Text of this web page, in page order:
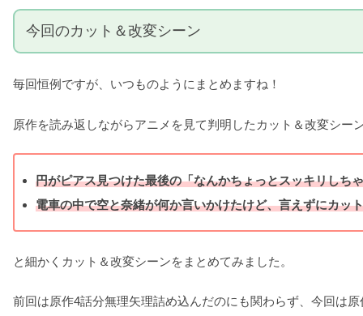
今回のカット＆改変シーン
毎回恒例ですが、いつものようにまとめますね！
原作を読み返しながらアニメを見て判明したカット＆改変シー
円がピアス見つけた最後の「なんかちょっとスッキリしち
電車の中で空と奈緒が何か言いかけたけど、言えずにカッ
と細かくカット＆改変シーンをまとめてみました。
前回は原作4話分無理矢理詰め込んだのにも関わらず、今回は